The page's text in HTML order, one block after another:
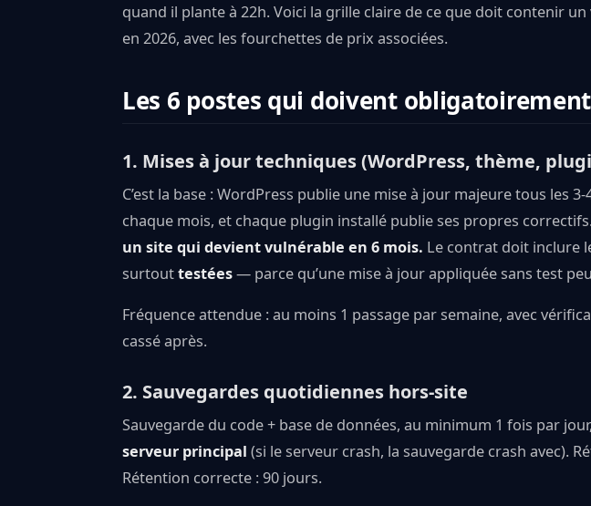
quand il plante à 22h. Voici la grille claire de ce que doit contenir
en 2026, avec les fourchettes de prix associées.
Les 6 postes qui doivent
1. Mises à jour techniques (WordPress, thème,
C’est la base : WordPress publie une mise à jour majeure tous les
chaque mois, et chaque plugin installé publie ses propres correctifs.
un site qui devient vulnérable en 6 mois. Le contrat doit inclure
surtouttestées— parce qu’une mise à jour appliquée sans test
Fréquence attendue : au moins 1 passage par semaine, avec
cassé après.
2. Sauvegardes quotidiennes hors-site
Sauvegarde du code + base de données, au minimum 1 fois par
serveur principal (si le serveur crash, la sauvegarde crash avec).
Rétention correcte : 90 jours.